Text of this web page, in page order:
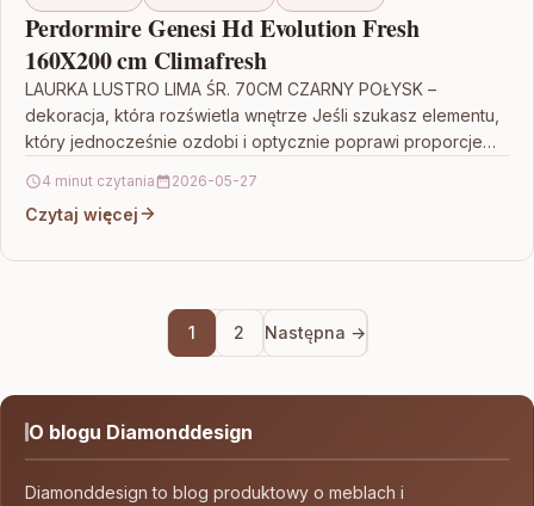
Perdormire Genesi Hd Evolution Fresh
160X200 cm Climafresh
LAURKA LUSTRO LIMA ŚR. 70CM CZARNY POŁYSK –
dekoracja, która rozświetla wnętrze Jeśli szukasz elementu,
który jednocześnie ozdobi i optycznie poprawi proporcje
4 minut czytania 2026-05-27
Czytaj więcej
1 2 Następna →
O blogu Diamonddesign
Diamonddesign to blog produktowy o meblach i